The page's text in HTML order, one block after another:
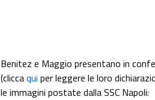
Benitez e Maggio presentano in
(cliccaqui per leggere le loro
le immagini postate dalla SSC Napoli: